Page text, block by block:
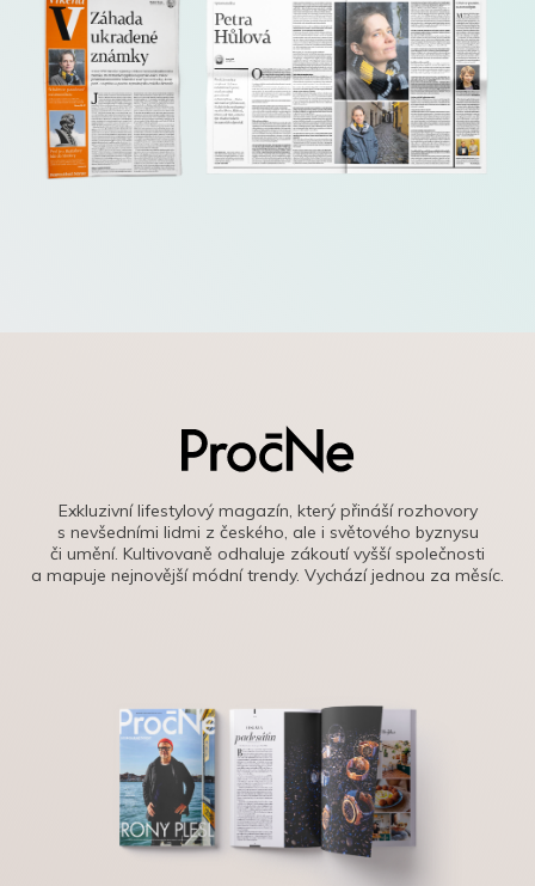
Exkluzivní lifestylový magazín, který přináší rozhovory
s nevšedními lidmi z českého, ale i světového byznysu
či umění. Kultivovaně odhaluje zákoutí vyšší společnosti
a mapuje nejnovější módní trendy. Vychází jednou za měsíc.